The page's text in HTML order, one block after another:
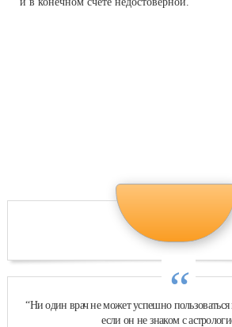
“
“Ни один врач не может успешно пользоваться
если он не знаком с